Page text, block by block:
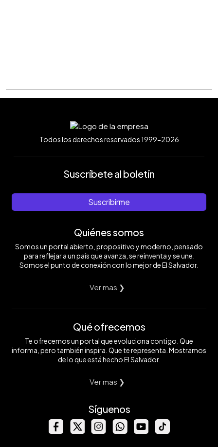
Todos los derechos reservados 1999-2026
Suscríbete al boletín
Suscribirme
Quiénes somos
Somos un portal abierto, propositivo y moderno, pensado
para reflejar a un país que avanza, se reinventa y se une.
Somos el punto de conexión con lo mejor de El Salvador.
Ver mas ❯
Qué ofrecemos
Te ofrecemos un portal que evoluciona contigo. Que
informa, pero también inspira. Que te representa. Mostramos
de lo que está hecho El Salvador.
Ver mas ❯
Síguenos